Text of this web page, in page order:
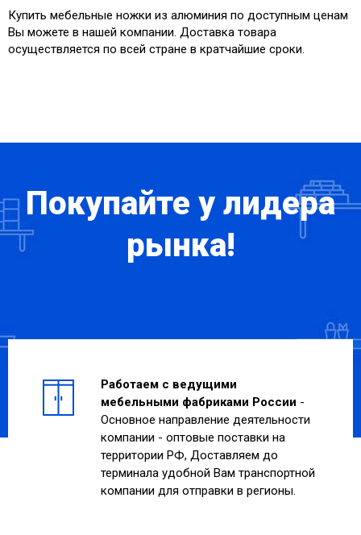
Купить мебельные ножки из алюминия по доступным ценам
Вы можете в нашей компании. Доставка товара
осуществляется по всей стране в кратчайшие сроки.
Покупайте у лидера
рынка!
Работаем с ведущими
мебельными фабриками России -
Основное направление деятельности
компании - оптовые поставки на
территории РФ, Доставляем до
терминала удобной Вам транспортной
компании для отправки в регионы.